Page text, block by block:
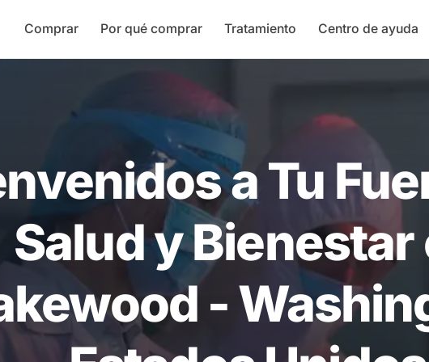
Comprar Por qué comprar Tratamiento Centro de ayuda
a Tu
Salud y Bienestar
-